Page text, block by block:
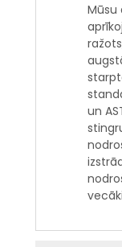
Mūsu
un